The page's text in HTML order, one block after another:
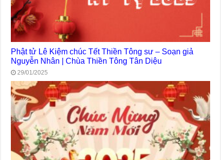
Phật tử Lê Kiệm chúc Tết Thiền Tông sư – Soạn giả
Nguyễn Nhân | Chùa Thiền Tông Tân Diệu
29/01/2025